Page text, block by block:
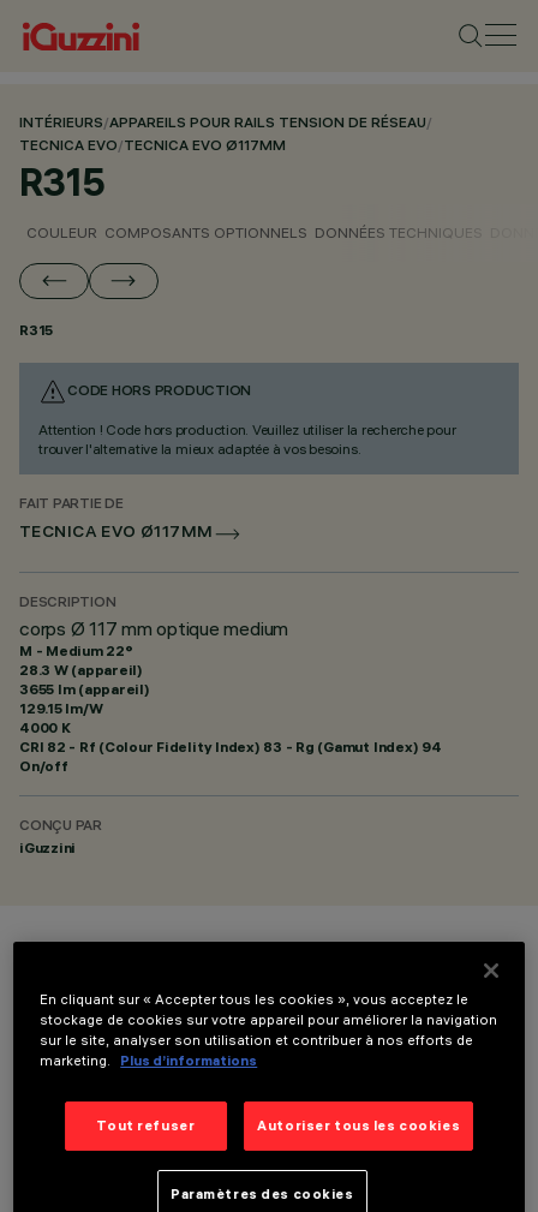
INTÉRIEURS/APPAREILS POUR RAILS TENSION DE RÉSEAU/
TECNICA EVO/TECNICA EVO Ø117MM
R315
COULEUR COMPOSANTS OPTIONNELS DONNÉES TECHNIQUES
R315
CODE HORS PRODUCTION
Attention ! Code hors production. Veuillez utiliser la recherche pour
trouver l'alternative la mieux adaptée à vos besoins.
FAIT PARTIE DE
TECNICA EVO Ø117MM
DESCRIPTION
corps Ø 117 mm optique medium
M - Medium 22°
28.3 W (appareil)
3655 lm (appareil)
129.15 lm/W
4000 K
CRI 82 - Rf (Colour Fidelity Index) 83 - Rg (Gamut Index) 94
On/off
CONÇU PAR
iGuzzini
COMPOSANTS OPTIONNELS
En cliquant sur « Accepter tous les cookies », vous acceptez le
stockage de cookies sur votre appareil pour améliorer la navigation
sur le site, analyser son utilisation et contribuer à nos efforts de
marketing.
Plus d’informations
Tout refuser Autoriser tous les cookies
Paramètres des cookies